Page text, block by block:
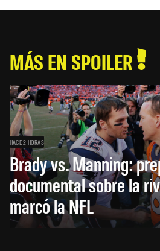
MÁS EN SPOILER
HACE 2 HORAS
Brady vs. Manning:
documental sobre la
marcó la NFL